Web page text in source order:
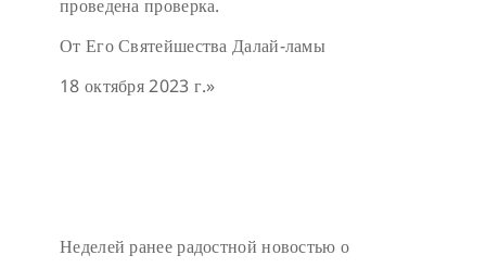
проведена проверка.
От Его Святейшества Далай-ламы
18 октября 2023 г.»
Неделей ранее радостной новостью о